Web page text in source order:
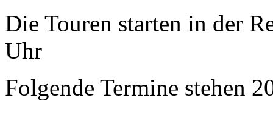
Die Touren starten in der
Uhr
Folgende Termine stehen